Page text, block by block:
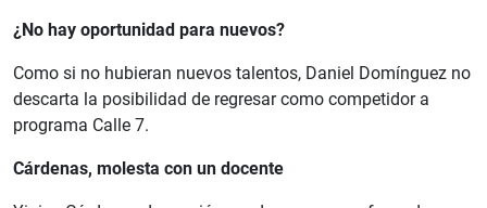
¿No hay oportunidad para nuevos?
Como si no hubieran nuevos talentos, Daniel Domínguez no
descarta la posibilidad de regresar como competidor a
programa Calle 7.
Cárdenas, molesta con un docente